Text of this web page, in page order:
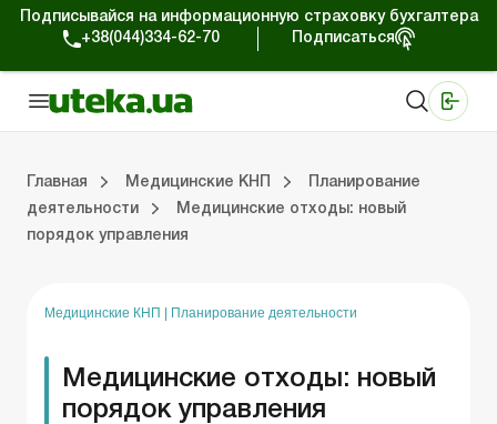
Подписывайся на информационную страховку бухгалтера
+38(044)334-62-70
Подписаться
Главная Медицинские КНП
Планирование
деятельности
Медицинские отходы: новый
порядок управления
Медицинские КНП Планирование деятельности
Медицинские отходы: новый
порядок управления